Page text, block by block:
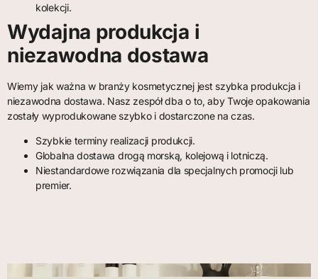
kolekcji.
Wydajna produkcja i
niezawodna dostawa
Wiemy jak ważna w branży kosmetycznej jest szybka produkcja i
niezawodna dostawa. Nasz zespół dba o to, aby Twoje opakowania
zostały wyprodukowane szybko i dostarczone na czas.
Szybkie terminy realizacji produkcji.
Globalna dostawa drogą morską, kolejową i lotniczą.
Niestandardowe rozwiązania dla specjalnych promocji lub
premier.